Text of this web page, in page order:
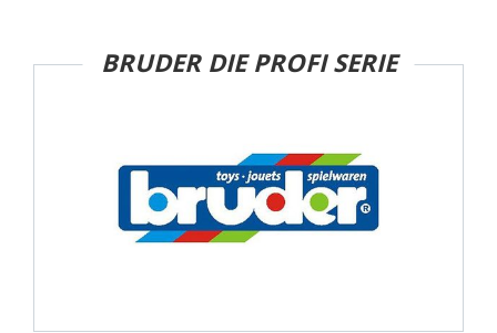
BRUDER DIE PROFI SERIE